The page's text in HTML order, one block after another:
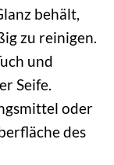
behält,
zu reinigen.
und
Seife.
oder
des